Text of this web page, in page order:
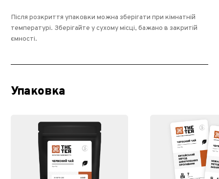
Після розкриття упаковки можна зберігати при кімнатній
температурі. Зберігайте у сухому місці, бажано в закритій
ємності.
Упаковка